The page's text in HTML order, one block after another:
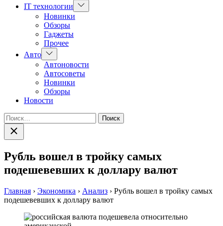
IT технологии
Показать
подменю
Новинки
Обзоры
Гаджеты
Прочее
Авто Показать
подменю
Автоновости
Автосоветы
Новинки
Обзоры
Новости
Найти:
Закрыть
поиск
Рубль вошел в тройку самых
подешевевших к доллару валют
Главная › Экономика › Анализ › Рубль вошел в тройку самых
подешевевших к доллару валют